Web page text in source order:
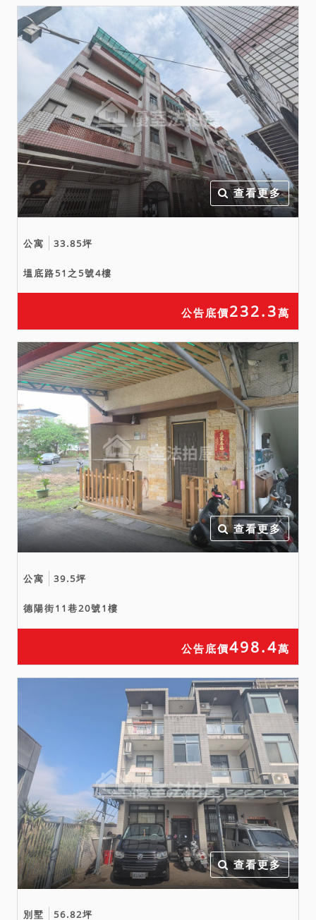
查看更多
公寓 33.85坪
塭底路51之5號4樓
公告底價232.3萬
查看更多
公寓 39.5坪
德陽街11巷20號1樓
公告底價498.4萬
查看更多
別墅 56.82坪